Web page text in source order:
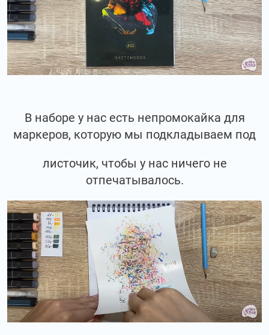
В наборе у нас есть непромокайка для
маркеров, которую мы подкладываем под
листочик, чтобы у нас ничего не
отпечатывалось.